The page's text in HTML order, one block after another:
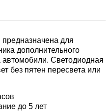
для
дополнительного
автомобили. Светодиодная
без пятен пересвета или
до 5 лет